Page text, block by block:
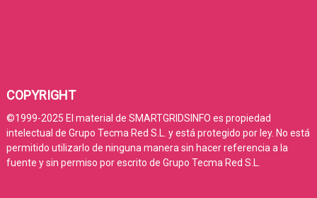
COPYRIGHT
©1999-2025 El material de SMARTGRIDSINFO es propiedad
intelectual de Grupo Tecma Red S.L. y está protegido por ley. No está
permitido utilizarlo de ninguna manera sin hacer referencia a la
fuente y sin permiso por escrito de Grupo Tecma Red S.L.